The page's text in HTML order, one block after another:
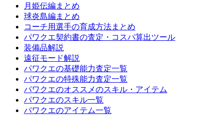
月姫伝編まとめ
球炎島編まとめ
コーチ用選手の育成方法まとめ
パワクエ契約書の査定・コスパ算出ツール
装備品解説
遠征モード解説
パワクエの基礎能力査定一覧
パワクエの特殊能力査定一覧
パワクエのオススメのスキル・アイテム
パワクエのスキル一覧
パワクエのアイテム一覧